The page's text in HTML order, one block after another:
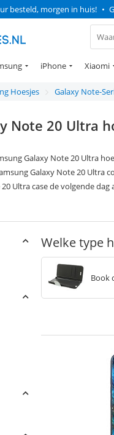
besteld, morgen in huis! •
iPhone Xiaomi
Hoesjes Galaxy Note-
Note 20 Ultra
Galaxy Note 20 Ultra
Galaxy Note 20 Ultra
Ultra case de volgende
Welke type
Book